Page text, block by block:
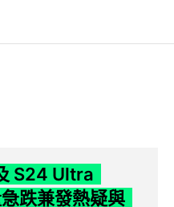
S24 Ultra
跌兼發熱疑與